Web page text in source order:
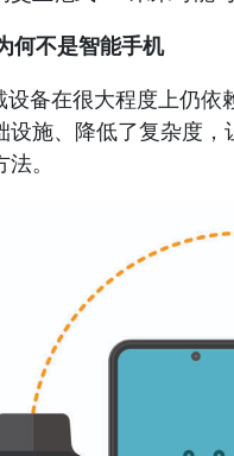
何不是智能手机
设备在很大程度上仍
设施、降低了复杂度
。